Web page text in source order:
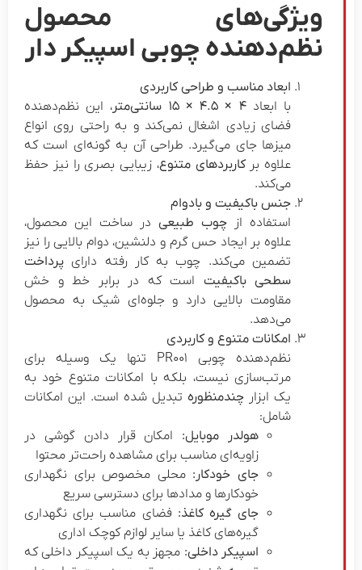
ویژگی‌های محصول
نظم‌دهنده چوبی اسپیکر دار
ابعاد مناسب و طراحی کاربردی
با ابعاد ۴ × ۴.۵ × ۱۵ سانتی‌متر، این نظم‌دهنده
فضای زیادی اشغال نمی‌کند و به راحتی روی انواع
میزها جای می‌گیرد. طراحی آن به گونه‌ای است که
علاوه برکاربردهای متنوع ، زیبایی بصری را نیز حفظ
جنس باکیفیت و بادوام
استفاده ازچوب طبیعی در ساخت این محصول،
علاوه بر ایجاد حس گرم و دلنشین، دوام بالایی را نیز
تضمین می‌کند. چوب به کار رفته دارای پرداخت
سطحی باکیفیتاست که در برابر خط و خش
مقاومت بالایی دارد و جلوه‌ای شیک به محصول
می‌دهد.
امکانات متنوع و کاربردی
نظم‌دهنده چوبی PR001 تنها یک وسیله برای
مرتب‌سازی نیست، بلکه با امکانات متنوع خود به
یک ابزارچندمنظورهتبدیل شده است. این امکانات
هولدر موبایل
:امکان قرار دادن گوشی در
زاویه‌ای مناسب برای مشاهده راحت‌تر محتوا
جای خودکار :محلی مخصوص برای نگهداری
خودکارها و مدادها برای دسترسی سریع
جای گیره کاغذ:فضای مناسب برای نگهداری
گیره‌های کاغذ یا سایر لوازم کوچک اداری
اسپیکر داخلی مجهز به یک اسپیکر داخلی که